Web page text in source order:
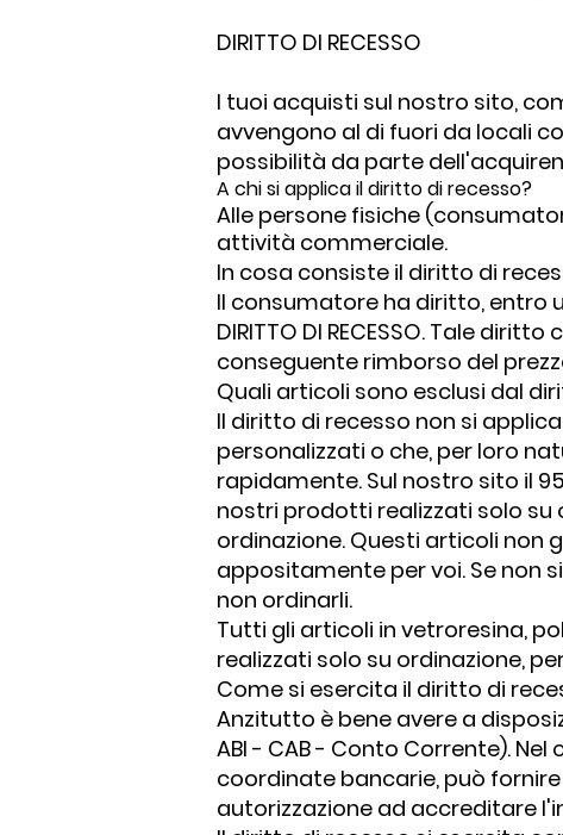
DIRITTO DI RECESSO
I tuoi acquisti sul nostro sito,
avvengono al di fuori da locali
possibilità da parte
A chi si applica il diritto di recesso?
Alle persone fisiche
attività commerciale.
In cosa consiste il diritto di
Il consumatore ha diritto, entro
DIRITTO DI RECESSO. Tale
conseguente rimborso del
Quali articoli sono esclusi dal
Il diritto di recesso non si
personalizzati o che, per loro
rapidamente. Sul nostro sito il
nostri prodotti realizzati solo su
ordinazione. Questi articoli non
appositamente per voi. Se non
non ordinarli.
Tutti gli articoli in vetroresina,
realizzati solo su ordinazione,
Come si esercita il diritto di
Anzitutto è bene avere a
ABI - CAB - Conto Corrente).
coordinate bancarie, può
autorizzazione ad accreditare